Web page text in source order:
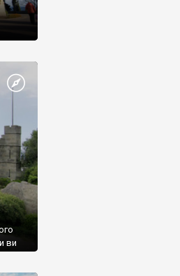
ви